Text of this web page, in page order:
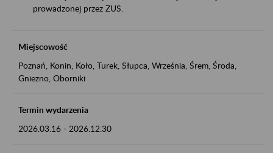
prowadzonej przez ZUS.
Miejscowość
Poznań, Konin, Koło, Turek, Słupca, Września, Śrem, Środa,
Gniezno, Oborniki
Termin wydarzenia
2026.03.16 - 2026.12.30